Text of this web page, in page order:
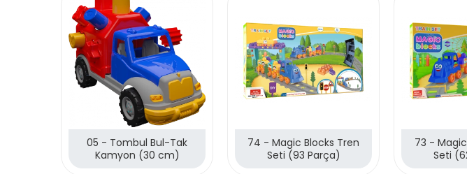
05 - Tombul Bul-Tak
Kamyon (30 cm)
74 - Magic Blocks Tren
Seti (93 Parça)
73 -
Seti